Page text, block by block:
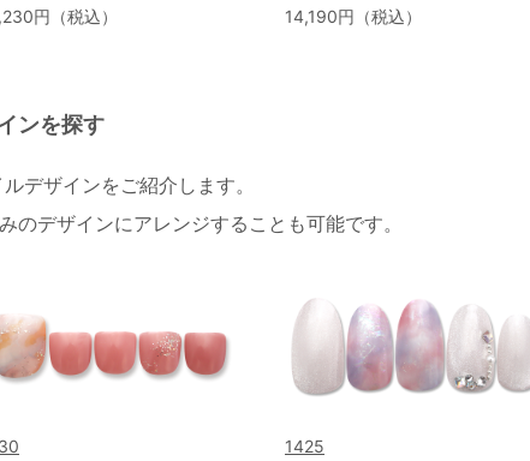
円（税込）
14,190円（税込）
ンを探す
デザインをご紹介します。
のデザインにアレンジすることも可能です。
1425